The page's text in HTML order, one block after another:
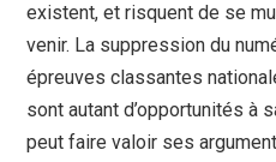
existent, et risquent de se
venir. La suppression du
épreuves classantes
sont autant d’opportunités à
peut faire valoir ses